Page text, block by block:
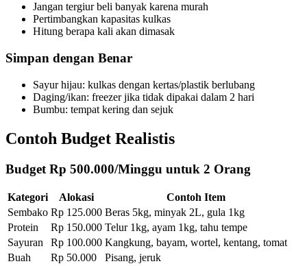
Jangan tergiur beli banyak karena murah
Pertimbangkan kapasitas kulkas
Hitung berapa kali akan dimasak
Simpan dengan Benar
Sayur hijau: kulkas dengan kertas/plastik berlubang
Daging/ikan: freezer jika tidak dipakai dalam 2 hari
Bumbu: tempat kering dan sejuk
Contoh Budget Realistis
Budget Rp 500.000/Minggu untuk 2 Orang
Kategori Alokasi
Contoh Item
Sembako Rp 125.000 Beras 5kg, minyak 2L, gula 1kg
Protein
Rp 150.000 Telur 1kg, ayam 1kg, tahu tempe
Sayuran
Rp 100.000 Kangkung, bayam, wortel, kentang, tomat
Buah
Rp 50.000
Pisang, jeruk